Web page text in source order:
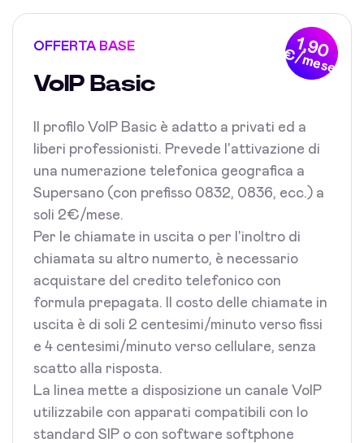
1,90
€/mese
OFFERTA BASE
VoIP Basic
Il profilo VoIP Basic è adatto a privati ed a
liberi professionisti. Prevede l'attivazione di
una numerazione telefonica geografica a
Supersano (con prefisso 0832, 0836, ecc.) a
soli 2€/mese.
Per le chiamate in uscita o per l'inoltro di
chiamata su altro numerto, è necessario
acquistare del credito telefonico con
formula prepagata. Il costo delle chiamate in
uscita è di soli 2 centesimi/minuto verso fissi
e 4 centesimi/minuto verso cellulare, senza
scatto alla risposta.
La linea mette a disposizione un canale VoIP
utilizzabile con apparati compatibili con lo
standard SIP o con software softphone